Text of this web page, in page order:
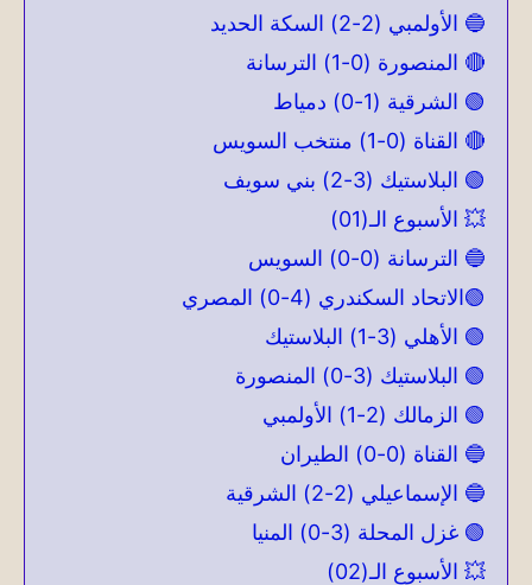
🔵 الأولمبي (2-2) السكة الحديد
🔴 المنصورة (0-1) الترسانة
🟢 الشرقية (1-0) دمياط
🔴 القناة (0-1) منتخب السويس
🟢 البلاستيك (3-2) بني سويف
💥 الأسبوع الـ(01)
🔵 الترسانة (0-0) السويس
🟢الاتحاد السكندري (4-0) المصري
🟢 الأهلي (3-1) البلاستيك
🟢 البلاستيك (3-0) المنصورة
🟢 الزمالك (2-1) الأولمبي
🔵 القناة (0-0) الطيران
🔵 الإسماعيلي (2-2) الشرقية
🟢 غزل المحلة (3-0) المنيا
💥 الأسبوع الـ(02)